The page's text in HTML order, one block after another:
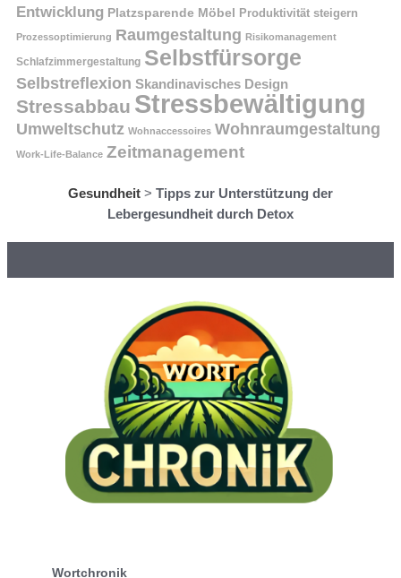
Entwicklung Platzsparende Möbel Produktivität steigern
Prozessoptimierung Raumgestaltung Risikomanagement
Schlafzimmergestaltung Selbstfürsorge
Selbstreflexion Skandinavisches Design
Stressabbau Stressbewältigung
Umweltschutz Wohnaccessoires Wohnraumgestaltung
Work-Life-Balance Zeitmanagement
Gesundheit > Tipps zur Unterstützung der
Lebergesundheit durch Detox
Wortchronik